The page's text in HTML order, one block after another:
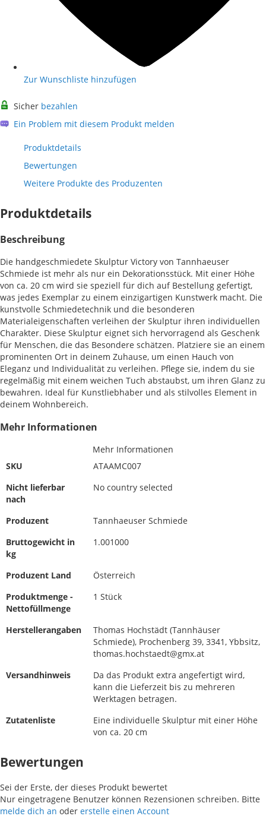
Zur Wunschliste hinzufügen
Sicher bezahlen
Ein Problem mit diesem Produkt melden
Produktdetails
Bewertungen
Weitere Produkte des Produzenten
Produktdetails
Beschreibung
Die handgeschmiedete Skulptur Victory von Tannhaeuser
Schmiede ist mehr als nur ein Dekorationsstück. Mit einer Höhe
von ca. 20 cm wird sie speziell für dich auf Bestellung gefertigt,
was jedes Exemplar zu einem einzigartigen Kunstwerk macht. Die
kunstvolle Schmiedetechnik und die besonderen
Materialeigenschaften verleihen der Skulptur ihren individuellen
Charakter. Diese Skulptur eignet sich hervorragend als Geschenk
für Menschen, die das Besondere schätzen. Platziere sie an einem
prominenten Ort in deinem Zuhause, um einen Hauch von
Eleganz und Individualität zu verleihen. Pflege sie, indem du sie
regelmäßig mit einem weichen Tuch abstaubst, um ihren Glanz zu
bewahren. Ideal für Kunstliebhaber und als stilvolles Element in
deinem Wohnbereich.
Mehr Informationen
Mehr Informationen
SKU
ATAAMC007
Nicht lieferbar
nach
No country selected
Produzent
Tannhaeuser Schmiede
Bruttogewicht in
kg
1.001000
Produzent Land
Österreich
Produktmenge -
Nettofüllmenge
1 Stück
Herstellerangaben
Thomas Hochstädt (Tannhäuser
Schmiede), Prochenberg 39, 3341, Ybbsitz,
thomas.hochstaedt@gmx.at
Versandhinweis
Da das Produkt extra angefertigt wird,
kann die Lieferzeit bis zu mehreren
Werktagen betragen.
Zutatenliste
Eine individuelle Skulptur mit einer Höhe
von ca. 20 cm
Bewertungen
Sei der Erste, der dieses Produkt bewertet
Nur eingetragene Benutzer können Rezensionen schreiben. Bitte
melde dich an oder erstelle einen Account